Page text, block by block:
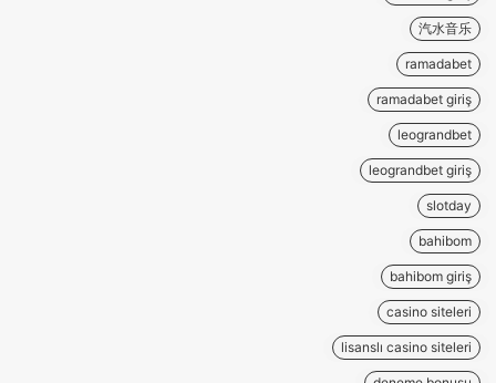
汽水音乐
ramadabet
ramadabet giriş
leograndbet
leograndbet giriş
slotday
bahibom
bahibom giriş
casino siteleri
lisanslı casino siteleri